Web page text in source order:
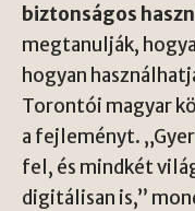
biztonságos
megtanulják,
hogyan
Torontói magyar
a fejleményt.
fel, és mindkét
digitálisan is,”